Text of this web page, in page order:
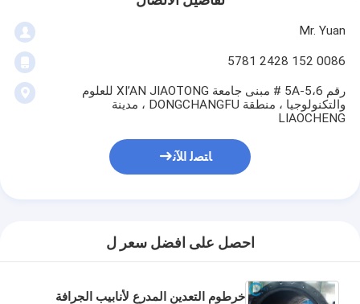
Mr. Yuan
0086 152 2428 5781
رقم 5A-5،6 # مبنى جامعة XI’AN JIAOTONG للعلوم
والتكنولوجيا ، منطقة DONGCHANGFU ، مدينة
LIAOCHENG
ﺎﺘﺼﻟ ﺍﻶﻧ
احصل على افضل سعر ل
خرطوم التعدين المدرع لأنابيب الجرافة